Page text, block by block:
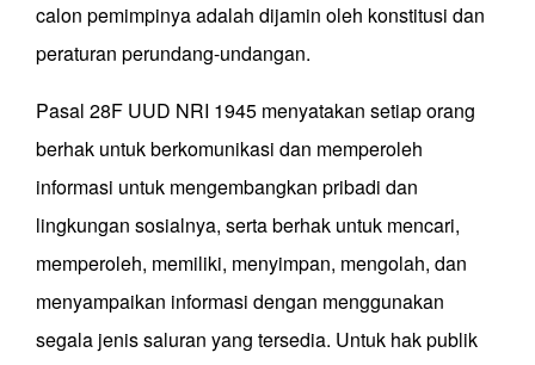
calon pemimpinya adalah dijamin oleh konstitusi dan
peraturan perundang-undangan.
Pasal 28F UUD NRI 1945 menyatakan setiap orang
berhak untuk berkomunikasi dan memperoleh
informasi untuk mengembangkan pribadi dan
lingkungan sosialnya, serta berhak untuk mencari,
memperoleh, memiliki, menyimpan, mengolah, dan
menyampaikan informasi dengan menggunakan
segala jenis saluran yang tersedia. Untuk hak publik